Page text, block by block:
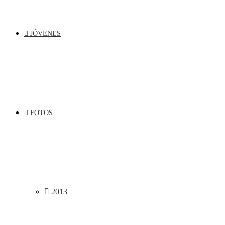
JÓVENES
FOTOS
2013